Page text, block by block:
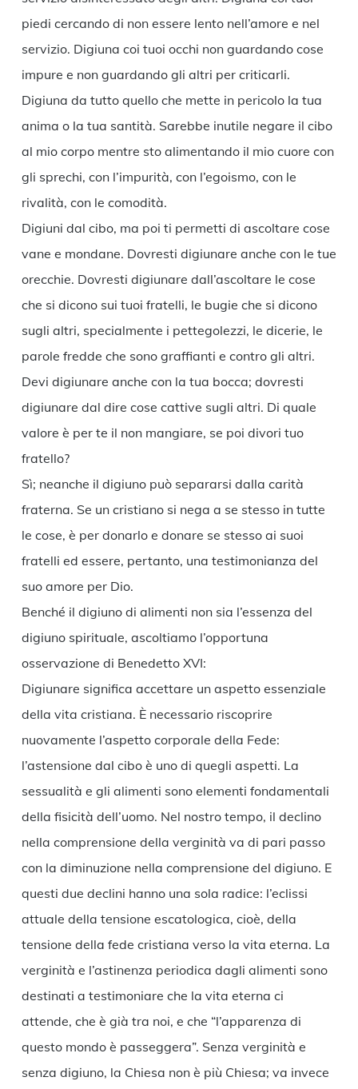
piedi cercando di non essere lento nell’amore e nel
servizio. Digiuna coi tuoi occhi non guardando cose
impure e non guardando gli altri per criticarli.
Digiuna da tutto quello che mette in pericolo la tua
anima o la tua santità. Sarebbe inutile negare il cibo
al mio corpo mentre sto alimentando il mio cuore con
gli sprechi, con l’impurità, con l’egoismo, con le
rivalità, con le comodità.
Digiuni dal cibo, ma poi ti permetti di ascoltare cose
vane e mondane. Dovresti digiunare anche con le tue
orecchie. Dovresti digiunare dall’ascoltare le cose
che si dicono sui tuoi fratelli, le bugie che si dicono
sugli altri, specialmente i pettegolezzi, le dicerie, le
parole fredde che sono graffianti e contro gli altri.
Devi digiunare anche con la tua bocca; dovresti
digiunare dal dire cose cattive sugli altri. Di quale
valore è per te il non mangiare, se poi divori tuo
fratello?
Sì; neanche il digiuno può separarsi dalla carità
fraterna. Se un cristiano si nega a se stesso in tutte
le cose, è per donarlo e donare se stesso ai suoi
fratelli ed essere, pertanto, una testimonianza del
suo amore per Dio.
Benché il digiuno di alimenti non sia l’essenza del
digiuno spirituale, ascoltiamo l’opportuna
osservazione di Benedetto XVI:
Digiunare significa accettare un aspetto essenziale
della vita cristiana. È necessario riscoprire
nuovamente l’aspetto corporale della Fede:
l’astensione dal cibo è uno di quegli aspetti. La
sessualità e gli alimenti sono elementi fondamentali
della fisicità dell’uomo. Nel nostro tempo, il declino
nella comprensione della verginità va di pari passo
con la diminuzione nella comprensione del digiuno. E
questi due declini hanno una sola radice: l’eclissi
attuale della tensione escatologica, cioè, della
tensione della fede cristiana verso la vita eterna. La
verginità e l’astinenza periodica dagli alimenti sono
destinati a testimoniare che la vita eterna ci
attende, che è già tra noi, e che “l’apparenza di
questo mondo è passeggera”. Senza verginità e
senza digiuno, la Chiesa non è più Chiesa; va invece